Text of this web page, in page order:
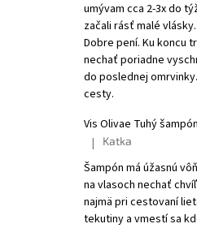
umývam cca 2-3x do
začali rásť malé
Dobre pení. Ku koncu
nechať poriadne
do poslednej
cesty.
Hodnotenie produktu
| Katka
Šampón má úžasnú
na vlasoch nechať
najmä pri cestovaní
tekutiny a vmestí sa